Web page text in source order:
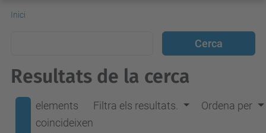
Inici
Resultats de la cerca
elements
coincideixen
Filtra els resultats. Ordena per